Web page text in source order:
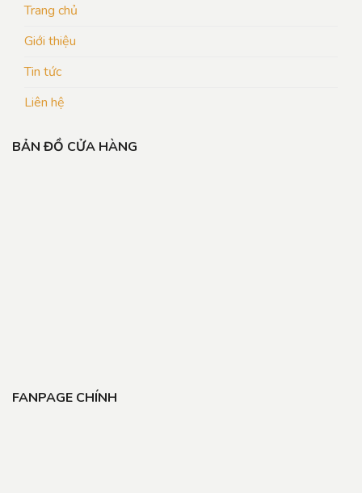
Trang chủ
Giới thiệu
Tin tức
Liên hệ
BẢN ĐỒ CỬA HÀNG
FANPAGE CHÍNH